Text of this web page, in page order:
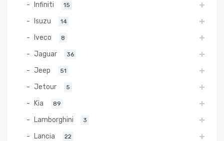
Infiniti 15
Isuzu 14
Iveco 8
Jaguar 36
Jeep 51
Jetour 5
Kia 89
Lamborghini 3
Lancia 22